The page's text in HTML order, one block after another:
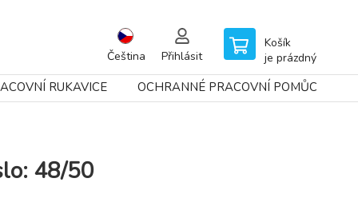
Čeština Přihlásit
Košík
je prázdný
RUKAVICE OCHRANNÉ PRACOVNÍ POMŮCKY
48/50